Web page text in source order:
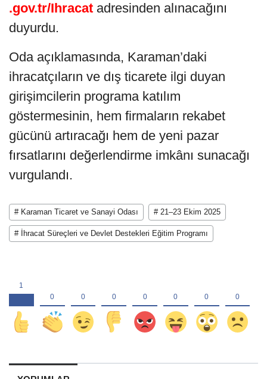
.gov.tr/Ihracat adresinden alınacağını
duyurdu.
Oda açıklamasında, Karaman’daki
ihracatçıların ve dış ticarete ilgi duyan
girişimcilerin programa katılım
göstermesinin, hem firmaların rekabet
gücünü artıracağı hem de yeni pazar
fırsatlarını değerlendirme imkânı sunacağı
vurgulandı.
# Karaman Ticaret ve Sanayi Odası # 21–23 Ekim 2025
# İhracat Süreçleri ve Devlet Destekleri Eğitim Programı